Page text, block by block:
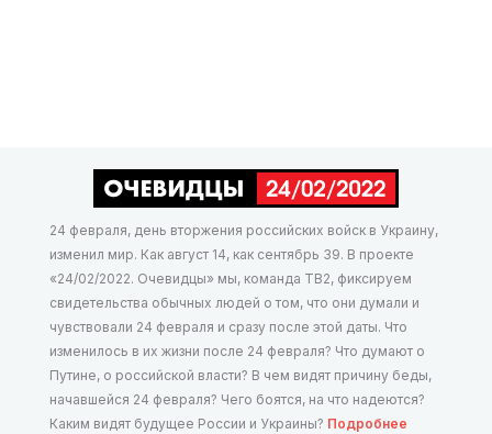
24 февраля, день вторжения российских войск в Украину,
изменил мир. Как август 14, как сентябрь 39. В проекте
«24/02/2022. Очевидцы» мы, команда ТВ2, фиксируем
свидетельства обычных людей о том, что они думали и
чувствовали 24 февраля и сразу после этой даты. Что
изменилось в их жизни после 24 февраля? Что думают о
Путине, о российской власти? В чем видят причину беды,
начавшейся 24 февраля? Чего боятся, на что надеются?
Каким видят будущее России и Украины? Подробнее